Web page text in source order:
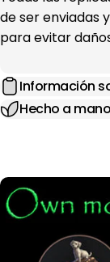
de ser enviadas
para evitar
Información
Hecho a mano